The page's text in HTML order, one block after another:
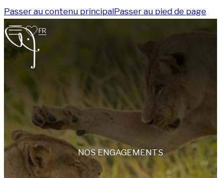
Passer au contenu principalPasser au pied de page
FR
NOS ENGAGEMENTS